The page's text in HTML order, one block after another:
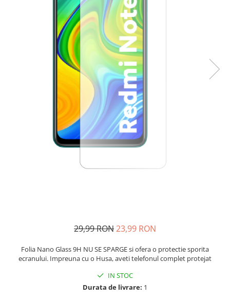
29,99 RON23,99 RON
Folia Nano Glass 9H NU SE SPARGE si ofera o protectie sporita
ecranului. Impreuna cu o Husa, aveti telefonul complet protejat
IN STOC
Durata de livrare: 1